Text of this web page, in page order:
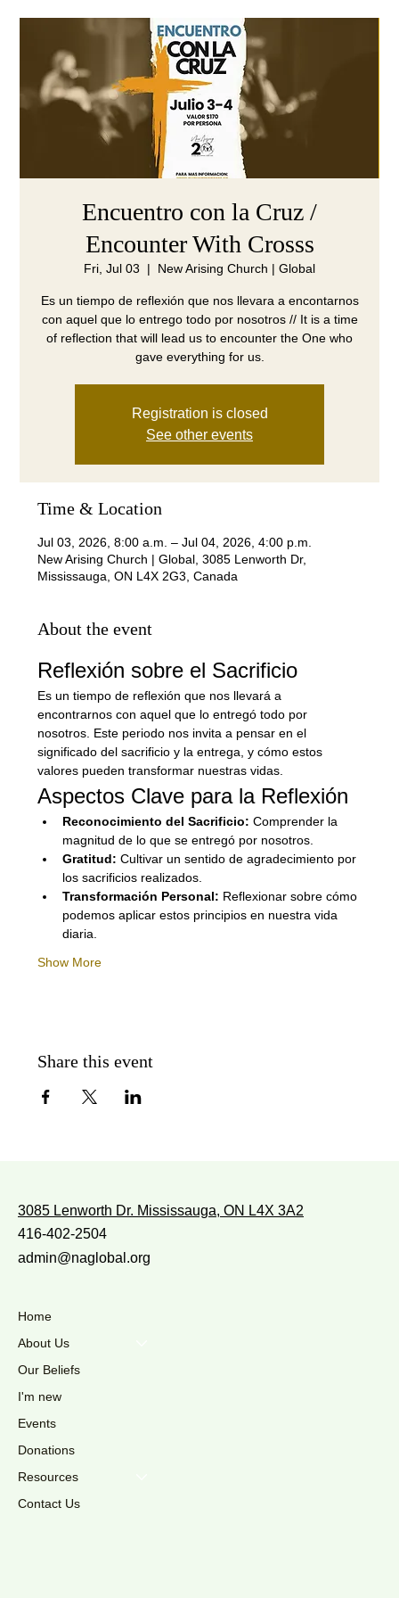
Encuentro con la Cruz /
Encounter With Crosss
Fri, Jul 03
  |
New Arising Church | Global
Es un tiempo de reflexión que nos llevara a encontarnos
con aquel que lo entrego todo por nosotros // It is a time
of reflection that will lead us to encounter the One who
gave everything for us.
Registration is closed
See other events
Time & Location
Jul 03, 2026, 8:00 a.m. – Jul 04, 2026, 4:00 p.m.
New Arising Church | Global, 3085 Lenworth Dr,
Mississauga, ON L4X 2G3, Canada
About the event
Reflexión sobre el Sacrificio
Es un tiempo de reflexión que nos llevará a
encontrarnos con aquel que lo entregó todo por
nosotros. Este periodo nos invita a pensar en el
significado del sacrificio y la entrega, y cómo estos
valores pueden transformar nuestras vidas.
Aspectos Clave para la Reflexión
Reconocimiento del Sacrificio: Comprender la
magnitud de lo que se entregó por nosotros.
Gratitud: Cultivar un sentido de agradecimiento por
los sacrificios realizados.
Transformación Personal: Reflexionar sobre cómo
podemos aplicar estos principios en nuestra vida
diaria.
Show More
Share this event
3085 Lenworth Dr. Mississauga, ON L4X 3A2
416-402-2504
admin@naglobal.org
Home
About Us
Our Beliefs
I'm new
Events
Donations
Resources
Contact Us